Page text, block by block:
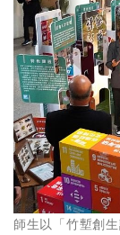
師生以「竹塹創